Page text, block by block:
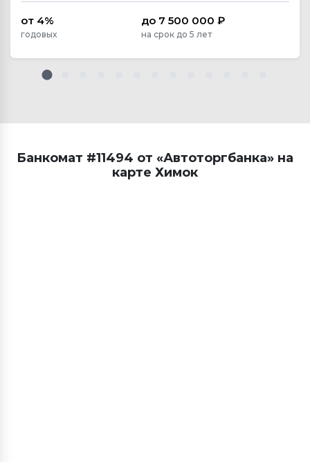
от 4%
годовых
до 7 500 000 ₽
на срок до 5 лет
Банкомат #11494 от «Автоторгбанка» на
карте Химок